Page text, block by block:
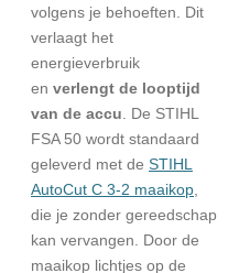
volgens je behoeften. Dit
verlaagt het
energieverbruik
en verlengt de looptijd
van de accu . De STIHL
FSA 50 wordt standaard
geleverd met de STIHL
AutoCut C 3-2 maaikop
die je zonder gereedschap
kan vervangen. Door de
maaikop lichtjes op de